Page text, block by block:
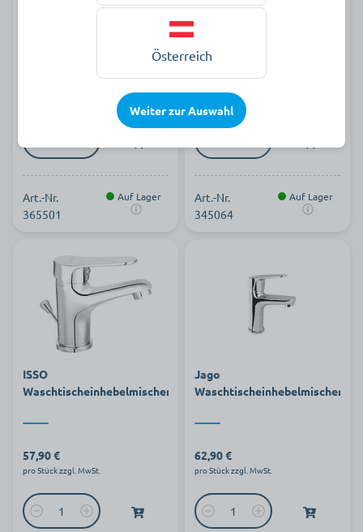
Art.-Nr.
365501
Auf Lager
€€€ISSO
pro Stück zzgl. MwSt.
Art.-Nr.
345064
Auf Lager
ISSO
Waschtischeinhebelmischer
57,90 €
pro Stück zzgl. MwSt.
Jago
Waschtischeinhebelmischer
62,90 €
pro Stück zzgl. MwSt.
Österreich
Weiter zur Auswahl